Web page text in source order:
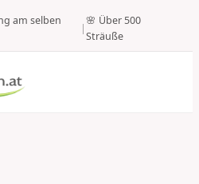
am selben
|
🌸 Über 500
Sträuße